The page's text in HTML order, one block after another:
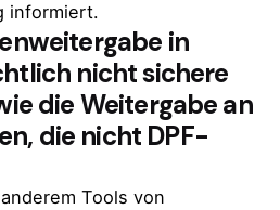
informiert.
in
nicht sichere
die Weitergabe an
die nicht DPF-
Tools von